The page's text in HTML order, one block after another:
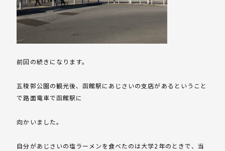
前回の続きになります。
五稜郭公園の観光後、函館駅にあじさいの支店があるということ
で路面電車で函館駅に
向かいました。
自分があじさいの塩ラーメンを食べたのは大学2年のときで、当